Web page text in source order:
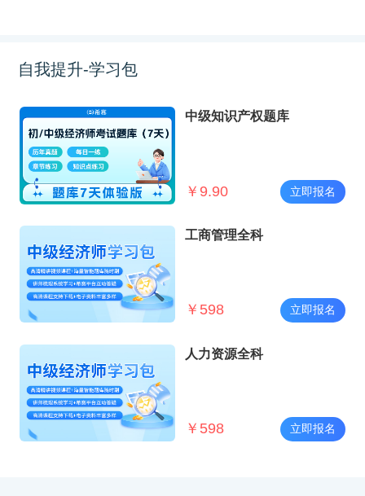
自我提升-学习包
中级知识产权题库
￥ 9.90 立即报名
工商管理全科
￥ 598 立即报名
人力资源全科
￥ 598 立即报名